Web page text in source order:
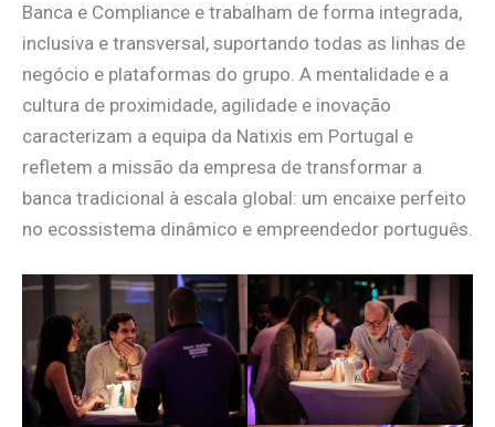
Banca e Compliance e trabalham de forma integrada,
inclusiva e transversal, suportando todas as linhas de
negócio e plataformas do grupo. A mentalidade e a
cultura de proximidade, agilidade e inovação
caracterizam a equipa da Natixis em Portugal e
refletem a missão da empresa de transformar a
banca tradicional à escala global: um encaixe perfeito
no ecossistema dinâmico e empreendedor português.